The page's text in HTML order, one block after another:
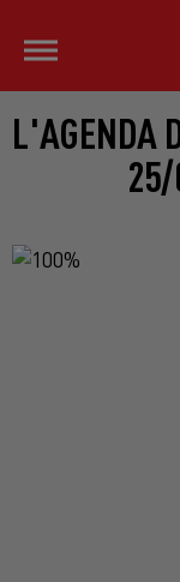
L'AGENDA